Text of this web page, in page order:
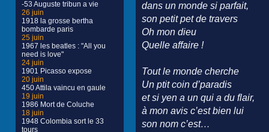
-53 Auguste tribun a vie
26 juin
1918 la grosse bertha
bombarde paris
25 juin
1967 les beatles : "All you
need is love"
24 juin
1901 Picasso expose
20 juin
450 Attila vaincu en gaule
19 juin
1986 Mort de Coluche
18 juin
1948 Colombia sort le 33
tours
dans un monde si parfait,
son petit pet de travers
Oh mon dieu
Quelle affaire !
Tout le monde cherche
Un ptit coin d’paradis
et si yen a un qui a du flair,
à mon avis c’est bien lui
son nom c’est…